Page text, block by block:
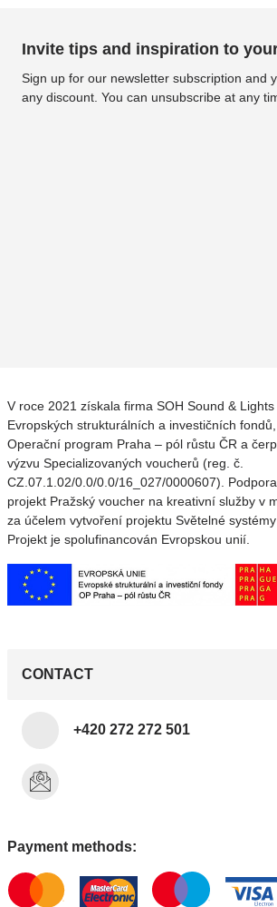
Invite tips and inspiration to
Sign up for our newsletter subscription and
any discount. You can unsubscribe at any
V roce 2021 získala firma SOH Sound &
Evropských strukturálních a investičních
Operační program Praha – pól růstu ČR a
výzvu Specializovaných voucherů (reg. č.
CZ.07.1.02/0.0/0.0/16_027/0000607).
projekt Pražský voucher na kreativní služby v
za účelem vytvoření projektu Světelné
Projekt je spolufinancován Evropskou unií.
CONTACT
+420 272 272 501
Payment methods: